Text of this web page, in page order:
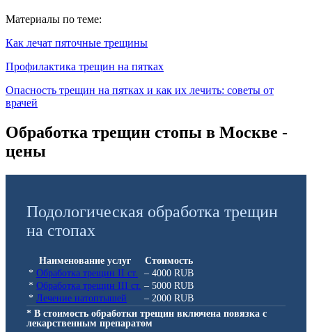
Материалы по теме:
Как лечат пяточные трещины
Профилактика трещин на пятках
Опасность трещин на пятках и как их лечить: советы от
врачей
Обработка трещин стопы в Москве -
цены
Подологическая обработка трещин
на стопах
Наименование услуг
Стоимость
* Обработка трещин II ст.
– 4000 RUB
* Обработка трещин III ст. – 5000 RUB
* Лечение натоптышей
– 2000 RUB
* В стоимость обработки трещин включена повязка с
лекарственным препаратом